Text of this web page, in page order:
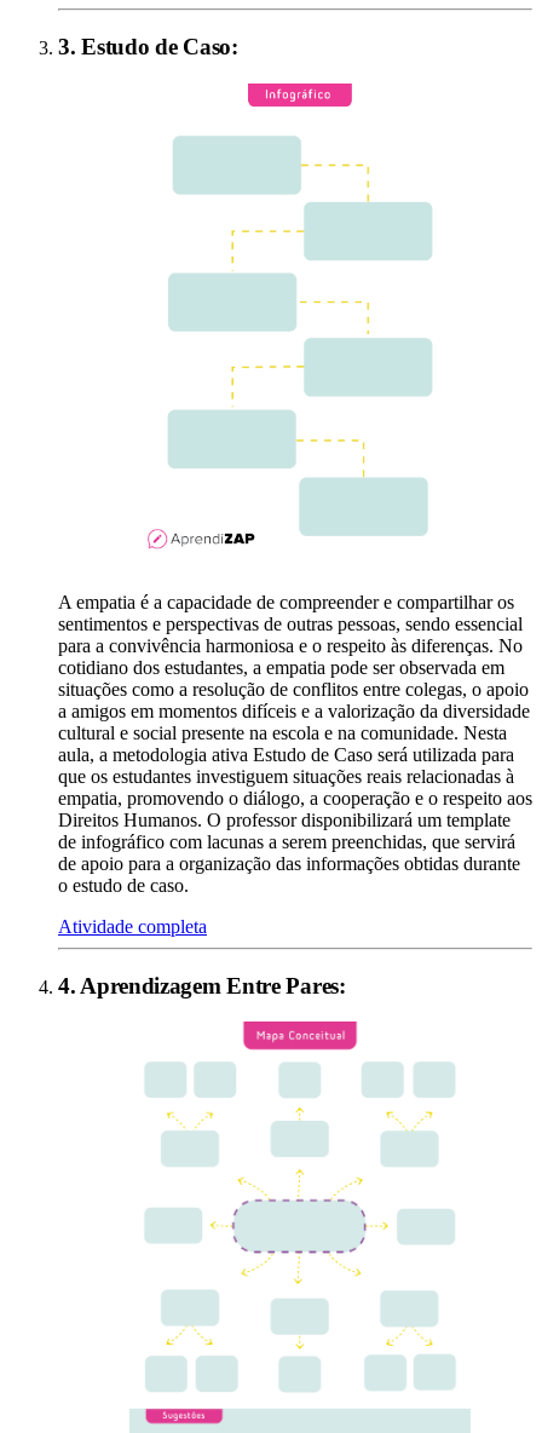
3.Estudo de Caso:
A empatia é a capacidade de compreender e compartilhar os
sentimentos e perspectivas de outras pessoas, sendo essencial
para a convivência harmoniosa e o respeito às diferenças. No
cotidiano dos estudantes, a empatia pode ser observada em
situações como a resolução de conflitos entre colegas, o apoio
a amigos em momentos difíceis e a valorização da diversidade
cultural e social presente na escola e na comunidade. Nesta
aula, a metodologia ativa Estudo de Caso será utilizada para
que os estudantes investiguem situações reais relacionadas à
empatia, promovendo o diálogo, a cooperação e o respeito aos
Direitos Humanos. O professor disponibilizará um template
de infográfico com lacunas a serem preenchidas, que servirá
de apoio para a organização das informações obtidas durante
o estudo de caso.
Atividade completa
4. Aprendizagem Entre Pares: